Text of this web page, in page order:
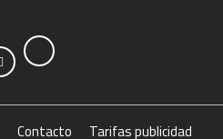
Contacto Tarifas publicidad